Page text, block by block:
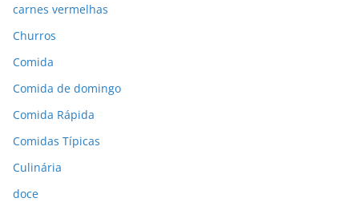
carnes vermelhas
Churros
Comida
Comida de domingo
Comida Rápida
Comidas Típicas
Culinária
doce